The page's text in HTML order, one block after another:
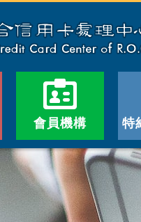
會員機構 特